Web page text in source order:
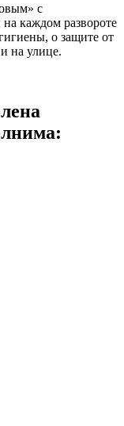
с
каждом развороте
о защите от
на улице.